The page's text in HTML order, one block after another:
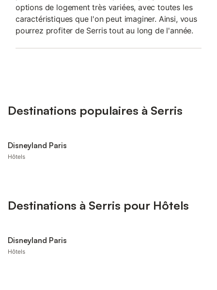
options de logement très variées, avec toutes les
caractéristiques que l'on peut imaginer. Ainsi, vous
pourrez profiter de Serris tout au long de l'année.
Destinations populaires à Serris
Disneyland Paris
Hôtels
Destinations à Serris pour Hôtels
Disneyland Paris
Hôtels